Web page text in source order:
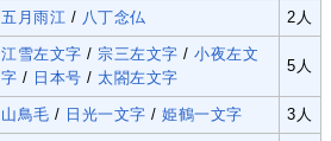
五月雨江 / 八丁念仏 2人
江雪左文字 /宗三左文字 /小夜左文
字 / 日本号 /太閤左文字
5人
山鳥毛 / 日光一文字 /姫鶴一文字 3人